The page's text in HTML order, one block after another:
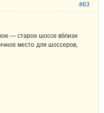
#63
— старое шоссе вблизи
место для шоссеров,